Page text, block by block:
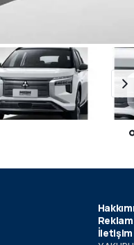
İletişim